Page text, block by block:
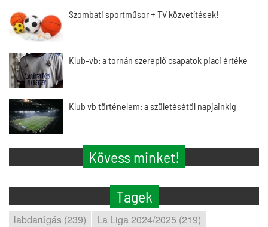
Szombati sportműsor + TV közvetítések!
Klub-vb: a tornán szereplő csapatok piaci értéke
Klub vb történelem: a születésétől napjainkig
Kövess minket!
Tagek
labdarúgás (239)
La Liga 2024/2025 (219)